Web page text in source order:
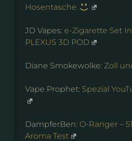
Hosentasche
JD Vapes: e-Zigarette Set
PLEXUS 3D POD
Diane Smokewolke: Zoll
Vape Prophet: Spezial
DampferBen: O-Ranger –
Aroma Test